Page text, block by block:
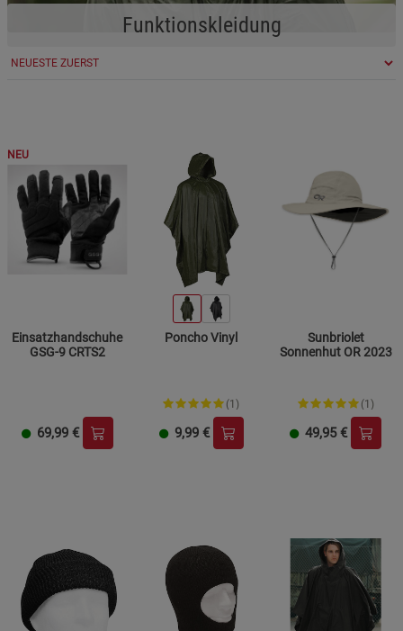
Funktionskleidung
NEU
Einsatzhandschuhe
GSG-9 CRTS2
69,99 €
Poncho Vinyl
(1)
9,99 €
Sunbriolet
Sonnenhut OR 2023
(1)
49,95 €